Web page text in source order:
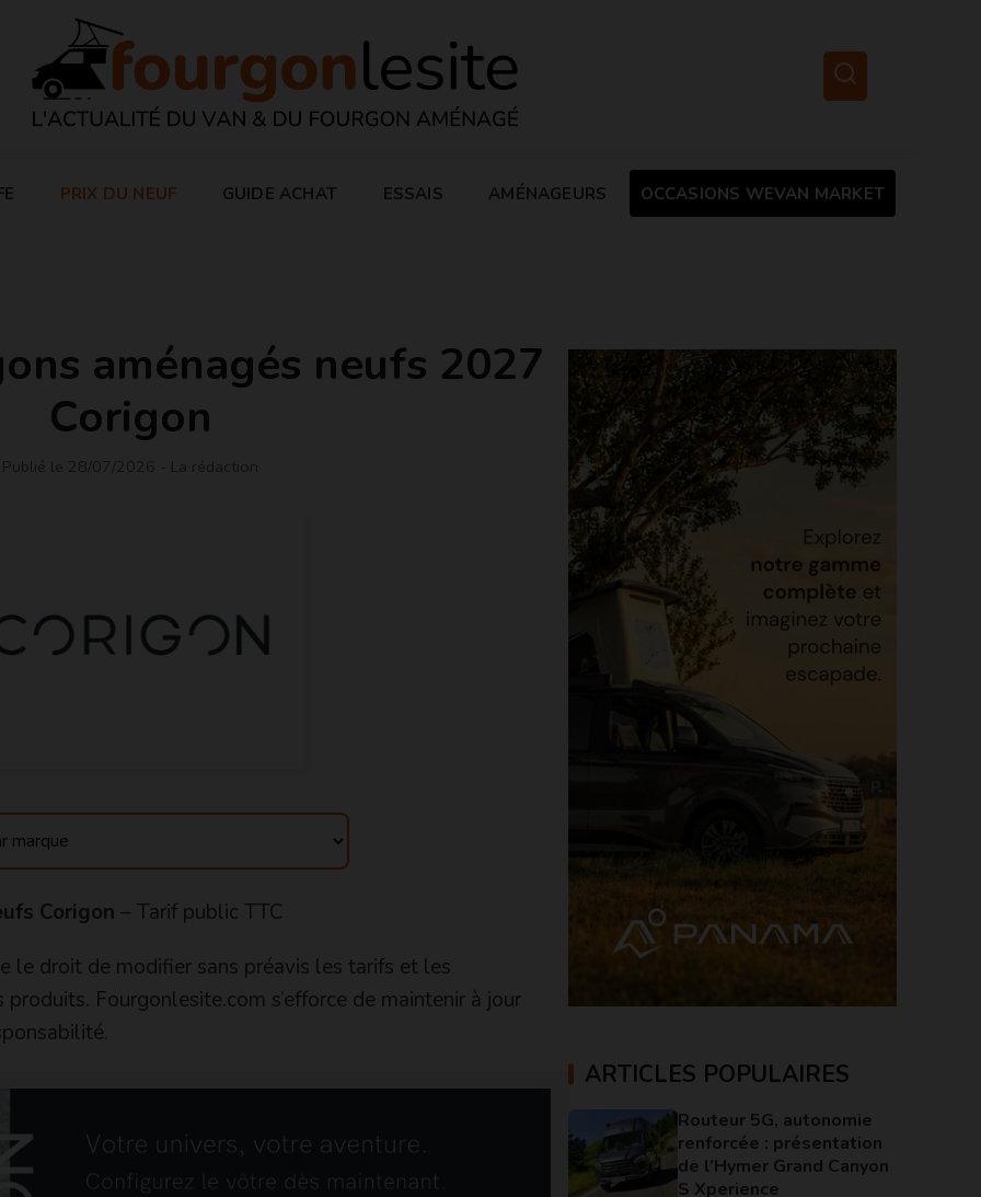
PRIX DU NEUF GUIDE ACHAT ESSAIS AMÉNAGEURS OCCASIONS WEVAN MARKET
aménagés neufs 2027
Corigon
Corigon – Tarif public TTC
le droit de modifier sans préavis les tarifs et les
Fourgonlesite.com s’efforce de maintenir à jour
ARTICLES POPULAIRES
Routeur 5G, autonomie
renforcée : présentation
de l’Hymer Grand Canyon
S Xperience